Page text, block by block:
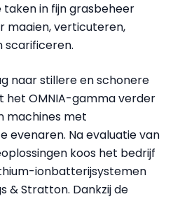
in fijn grasbeheer
maaien, verticuteren,
scarificeren.
naar stillere en schonere
het OMNIA-gamma verder
machines met
evenaren. Na evaluatie van
koos het bedrijf
ionbatterijsystemen
& Stratton. Dankzij de